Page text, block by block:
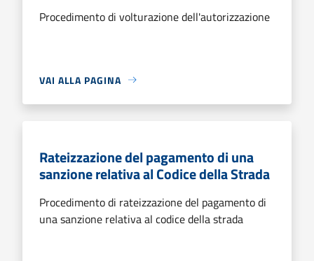
Procedimento di volturazione dell'autorizzazione
VAI ALLA PAGINA
Rateizzazione del pagamento di una
sanzione relativa al Codice della Strada
Procedimento di rateizzazione del pagamento di
una sanzione relativa al codice della strada